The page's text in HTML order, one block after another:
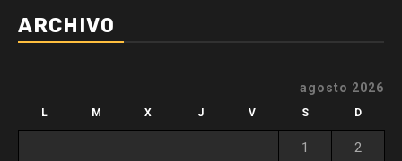
ARCHIVO
agosto 2026
L M X J V S D
1 2